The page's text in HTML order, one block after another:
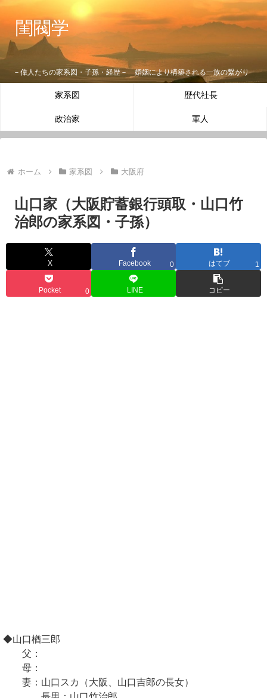
閨閥学
－偉人たちの家系図・子孫・経歴－ 婚姻により構築される一族の繋がり
家系図 歴代社長
政治家 軍人
ホーム 家系図 大阪府
山口家（大阪貯蓄銀行頭取・山口竹
治郎の家系図・子孫）
X Facebook 0 はてブ 1
Pocket 0 LINE コピー
◆山口楢三郎
父：
母：
妻：山口スカ（大阪、山口吉郎の長女）